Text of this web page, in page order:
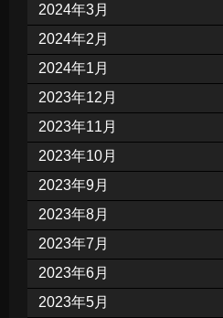
2024年3月
2024年2月
2024年1月
2023年12月
2023年11月
2023年10月
2023年9月
2023年8月
2023年7月
2023年6月
2023年5月